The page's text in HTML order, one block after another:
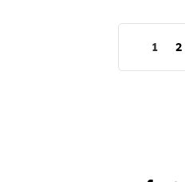
1 2